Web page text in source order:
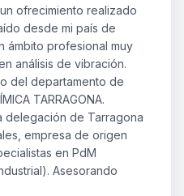
ofrecimiento realizado
desde mi país de
ámbito profesional muy
análisis de vibración.
del departamento de
TARRAGONA.
delegación de Tarragona
empresa de origen
en PdM
Asesorando